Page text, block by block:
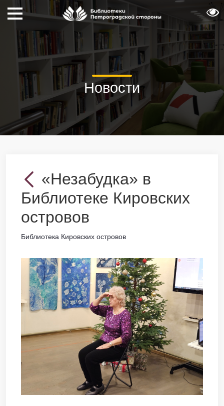
Новости
«Незабудка» в
Библиотеке Кировских
островов
Библиотека Кировских островов